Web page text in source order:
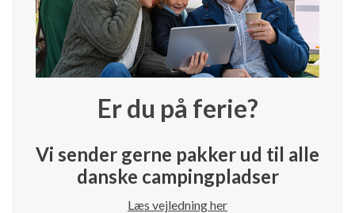
Er du på ferie?
Vi sender gerne pakker ud til alle
danske campingpladser
Læs vejledning her